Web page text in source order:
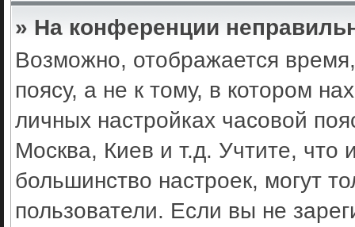
» На конференции
Возможно, отображается
поясу, а не к тому, в котором
личных настройках часовой
Москва, Киев и т.д. Учтите, что
большинство настроек, могут
пользователи. Если вы не